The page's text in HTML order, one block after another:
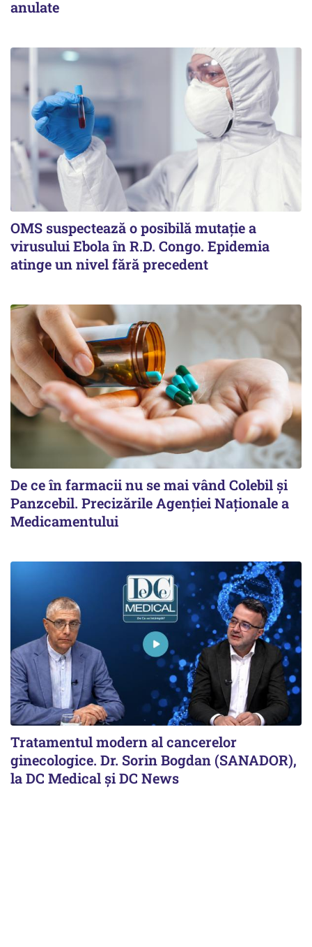
anulate
OMS suspectează o posibilă mutație a
virusului Ebola în R.D. Congo. Epidemia
atinge un nivel fără precedent
De ce în farmacii nu se mai vând Colebil și
Panzcebil. Precizările Agenției Naționale a
Medicamentului
Tratamentul modern al cancerelor
ginecologice. Dr. Sorin Bogdan (SANADOR),
la DC Medical și DC News